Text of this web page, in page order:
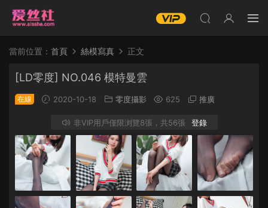
當前位置： 首頁 絲模寫真 正文
[LD零度] NO.046 模特曼雲
在線 2020-10-18 零度攝影 625 推廣
非VIP用戶僅限浏覽8張，共56張 登錄